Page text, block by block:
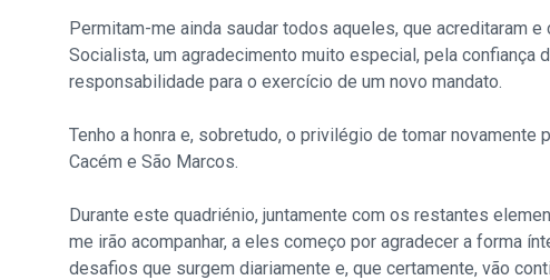
Permitam-me ainda saudar todos aqueles, que acreditaram
Socialista, um agradecimento muito especial, pela
responsabilidade para o exercício de um novo mandato.
Tenho a honra e, sobretudo, o privilégio de tomar
Cacém e São Marcos.
Durante este quadriénio, juntamente com os restantes
me irão acompanhar, a eles começo por agradecer a forma
desafios que surgem diariamente e, que certamente, vão